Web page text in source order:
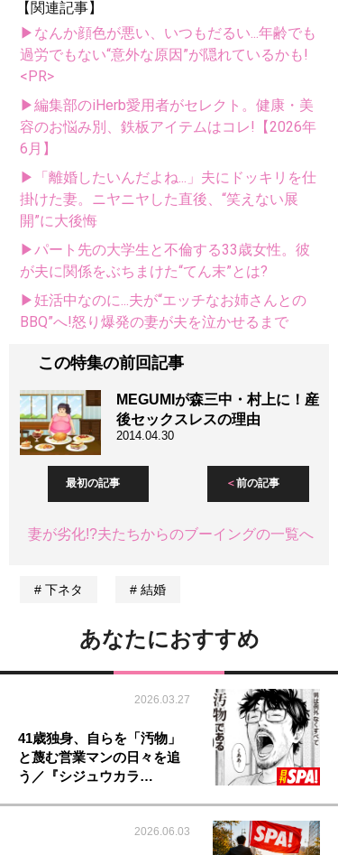
【関連記事】
▶なんか顔色が悪い、いつもだるい...年齢でも
過労でもない“意外な原因”が隠れているかも!
<PR>
▶編集部のiHerb愛用者がセレクト。健康・美
容のお悩み別、鉄板アイテムはコレ!【2026年
6月】
▶「離婚したいんだよね...」夫にドッキリを仕
掛けた妻。ニヤニヤした直後、“笑えない展
開”に大後悔
▶パート先の大学生と不倫する33歳女性。彼
が夫に関係をぶちまけた“てん末”とは?
▶妊活中なのに...夫が“エッチなお姉さんとの
BBQ”へ!怒り爆発の妻が夫を泣かせるまで
この特集の前回記事
MEGUMIが森三中・村上に！産
後セックスレスの理由
2014.04.30
最初の記事 前の記事
妻が劣化!?夫たちからのブーイングの一覧へ
下ネタ 結婚
あなたにおすすめ
2026.03.27
41歳独身、自らを「汚物」
と蔑む営業マンの日々を追
う／『シジュウカラ…
2026.06.03